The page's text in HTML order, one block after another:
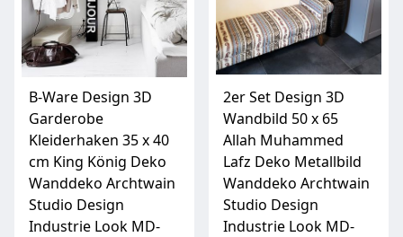
B-Ware Design 3D
Garderobe
Kleiderhaken 35 x 40
cm King König Deko
Wanddeko Archtwain
Studio Design
Industrie Look MD-
2er Set Design 3D
Wandbild 50 x 65
Allah Muhammed
Lafz Deko Metallbild
Wanddeko Archtwain
Studio Design
Industrie Look MD-